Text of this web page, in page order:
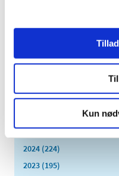
Kun
TID
2025 (158)
2024 (224)
2023 (195)